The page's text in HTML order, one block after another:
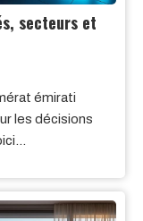
secteurs et
émirati
les décisions